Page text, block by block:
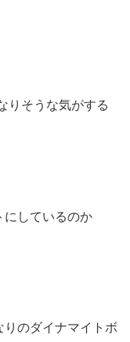
りそうな気がする
にしているのか
りのダイナマイトボ